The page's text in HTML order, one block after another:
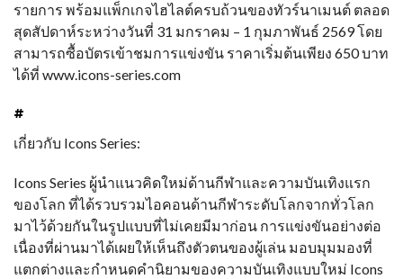
รายการ พร้อมแพ็กเกจไฮไลต์ครบถ้วนของทัวร์นาเมนต์ ตลอด
สุดสัปดาห์ระหว่างวันที่ 31 มกราคม – 1 กุมภาพันธ์ 2569 โดย
สามารถซื้อบัตรเข้าชมการแข่งขัน ราคาเริ่มต้นเพียง 650 บาท
ได้ที่ www.icons-series.com
#
เกี่ยวกับ Icons Series:
Icons Series ผู้นำแนวคิดใหม่ด้านกีฬาและความบันเทิงแรก
ของโลก ที่ได้รวบรวมไอคอนด้านกีฬาระดับโลกจากทั่วโลก
มาไว้ด้วยกันในรูปแบบที่ไม่เคยมีมาก่อน การแข่งขันอย่างต่อ
เนื่องที่ผ่านมาได้เผยให้เห็นถึงตัวตนของผู้เล่น มอบมุมมองที่
แตกต่างและกำหนดคำนิยามของความบันเทิงแบบใหม่ Icons